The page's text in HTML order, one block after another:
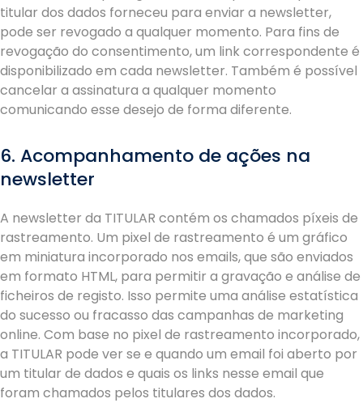
titular dos dados forneceu para enviar a newsletter,
pode ser revogado a qualquer momento. Para fins de
revogação do consentimento, um link correspondente é
disponibilizado em cada newsletter. Também é possível
cancelar a assinatura a qualquer momento
comunicando esse desejo de forma diferente.
6. Acompanhamento de ações na
newsletter
A newsletter da TITULAR contém os chamados píxeis de
rastreamento. Um pixel de rastreamento é um gráfico
em miniatura incorporado nos emails, que são enviados
em formato HTML, para permitir a gravação e análise de
ficheiros de registo. Isso permite uma análise estatística
do sucesso ou fracasso das campanhas de marketing
online. Com base no pixel de rastreamento incorporado,
a TITULAR pode ver se e quando um email foi aberto por
um titular de dados e quais os links nesse email que
foram chamados pelos titulares dos dados.